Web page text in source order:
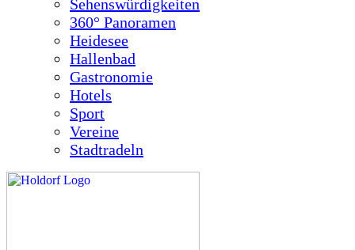
Sehenswürdigkeiten
360° Panoramen
Heidesee
Hallenbad
Gastronomie
Hotels
Sport
Vereine
Stadtradeln